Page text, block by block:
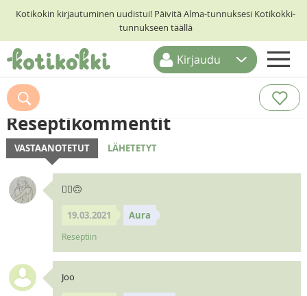
Kotikokin kirjautuminen uudistui! Päivitä Alma-tunnuksesi Kotikokki-
tunnukseen täällä
ETUSIVU
RESEPTIHAKU
RUOKATEEMAT
KESKUSTELUT
KOTIKOKIT
Kirjaudu
Reseptikommentit
VASTAANOTETUT LÄHETETYT
🧝‍♀️🙃
19.03.2021 Aura
Reseptiin
Joo